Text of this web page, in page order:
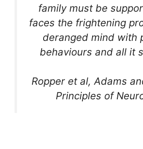
family must be
faces the frightening
deranged mind with
behaviours and all it
Ropper et al, Adams
Principles of